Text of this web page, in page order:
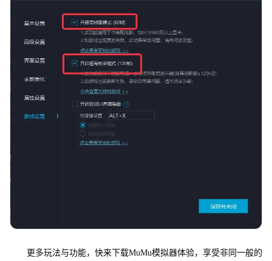
更多玩法与功能，快来下载MuMu模拟器体验，享受非同一般的